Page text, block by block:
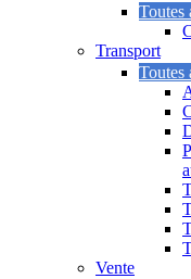
Toutes
Transport
Toutes
Vente